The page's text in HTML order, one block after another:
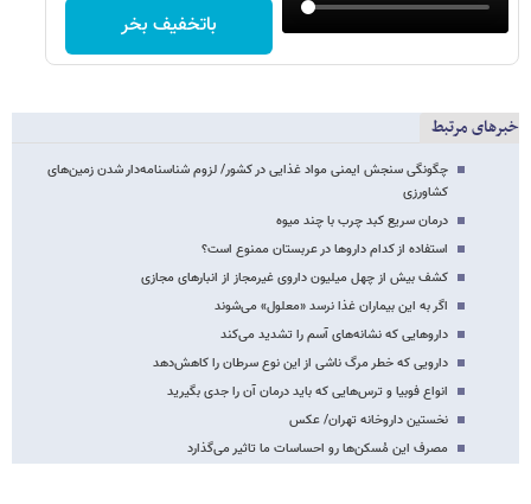
باتخفیف بخر
خبرهای مرتبط
چگونگی سنجش ایمنی مواد غذایی در کشور/ لزوم شناسنامه‌دار شدن زمین‌های
کشاورزی
درمان سریع کبد چرب با چند میوه
استفاده از کدام داروها در عربستان ممنوع است؟
کشف بیش از چهل میلیون داروی غیرمجاز از انبارهای مجازی
اگر به این بیماران غذا نرسد «معلول» می‌شوند
داروهایی که نشانه‌های آسم را تشدید می‌کند
دارویی که خطر مرگ ناشی از این نوع سرطان را کاهش‌دهد
انواع فوبیا و ترس‌هایی که باید درمان آن را جدی بگیرید
نخستین داروخانه تهران/ عکس
مصرف این مُسکن‌ها رو احساسات ما تاثیر می‌گذارد